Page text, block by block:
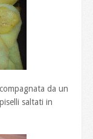
da un
saltati in